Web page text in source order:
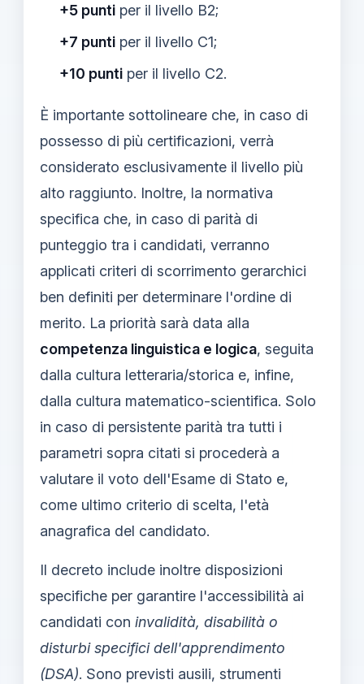
+5 punti per il livello B2;
+7 punti per il livello C1;
+10 punti per il livello C2.
È importante sottolineare che, in caso di
possesso di più certificazioni, verrà
considerato esclusivamente il livello più
alto raggiunto. Inoltre, la normativa
specifica che, in caso di parità di
punteggio tra i candidati, verranno
applicati criteri di scorrimento gerarchici
ben definiti per determinare l'ordine di
merito. La priorità sarà data alla
competenza linguistica e logica, seguita
dalla cultura letteraria/storica e, infine,
dalla cultura matematico-scientifica. Solo
in caso di persistente parità tra tutti i
parametri sopra citati si procederà a
valutare il voto dell'Esame di Stato e,
come ultimo criterio di scelta, l'età
anagrafica del candidato.
Il decreto include inoltre disposizioni
specifiche per garantire l'accessibilità ai
candidati con invalidità, disabilità o
disturbi specifici dell'apprendimento
(DSA). Sono previsti ausili, strumenti